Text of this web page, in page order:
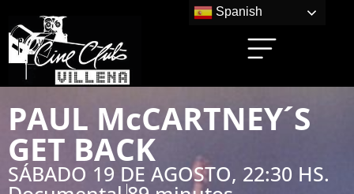
PAUL McCARTNEY´S
GET BACK
SÁBADO 19 DE AGOSTO, 22:30 HS.
Spanish